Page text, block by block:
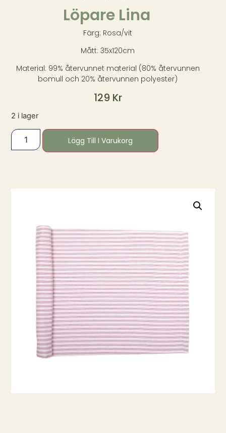
Löpare Lina
Färg: Rosa/vit
Mått: 35x120cm
Material: 99% återvunnet material (80% återvunnen
bomull och 20% återvunnen polyester)
129 Kr
2 i lager
Lägg Till I Varukorg